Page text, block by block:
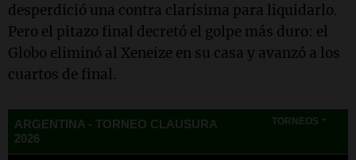
desperdició una contra clarísima para liquidarlo.
Pero el pitazo final decretó el golpe más duro: el
Globo eliminó al Xeneize en su casa y avanzó a los
cuartos de final.